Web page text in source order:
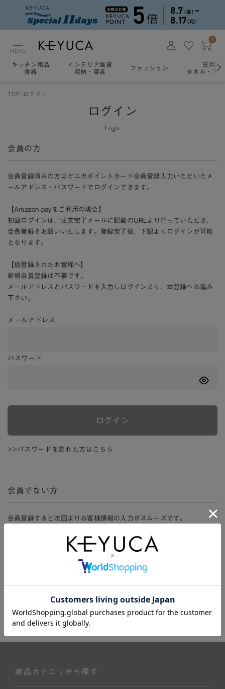
MENU
0
キッチン用品
食器
インテリア雑貨
収納・寝具
ファッション
日用雑
タオル・ア
TOP ログイン
ログイン
Login
会員の方
会員登録済みの方はケユカポイントカード会員登録入力いただいたメ
ールアドレス・パスワードでログインできます。
【Amazon payをご利用の場合】
初回ログインは、注文完了メールに記載のURLより行っていただき、
会員登録をお願いいたします。登録完了後、下記よりログインが可能
となります。
【仮登録されたお客様へ】
新規会員登録は不要です。
メールアドレスとパスワードを入力しログインより、本登録へお進み
下さい。
メールアドレス
パスワード
ログイン
>>パスワードを忘れた方はこちら
会員でない方
会員登録すると次回よりお客様情報の入力がスムーズです。
ージ、購入履歴をご利用いただけます。
商品カテゴリから探す